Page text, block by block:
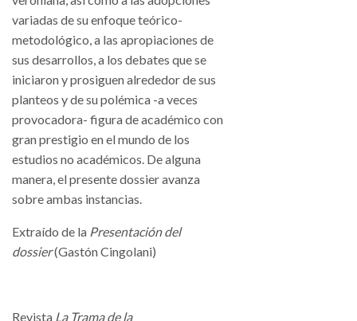
variadas de su enfoque teórico-
metodológico, a las apropiaciones de
sus desarrollos, a los debates que se
iniciaron y prosiguen alrededor de sus
planteos y de su polémica -a veces
provocadora- figura de académico con
gran prestigio en el mundo de los
estudios no académicos. De alguna
manera, el presente dossier avanza
sobre ambas instancias.
Extraído de la Presentación del
dossier(Gastón Cingolani)
Revista La Trama de la